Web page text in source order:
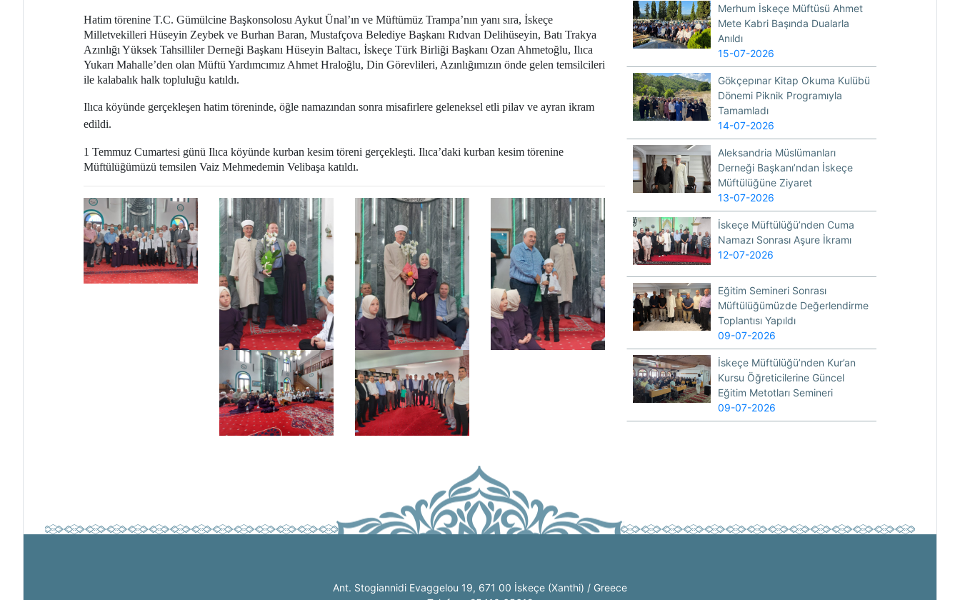
Hatim törenine T.C. Gümülcine Başkonsolosu Aykut Ünal’ın ve Müftümüz Trampa’nın yanı sıra, İskeçe
Milletvekilleri Hüseyin Zeybek ve Burhan Baran, Mustafçova Belediye Başkanı Rıdvan Delihüseyin, Batı Trakya
Azınlığı Yüksek Tahsilliler Derneği Başkanı Hüseyin Baltacı, İskeçe Türk Birliği Başkanı Ozan Ahmetoğlu, Ilıca
Yukarı Mahalle’den olan Müftü Yardımcımız Ahmet Hraloğlu, Din Görevlileri, Azınlığımızın önde gelen temsilcileri
ile kalabalık halk topluluğu katıldı.
Ilıca köyünde gerçekleşen hatim töreninde, öğle namazından sonra misafirlere geleneksel etli pilav ve ayran ikram
edildi.
1 Temmuz Cumartesi günü Ilıca köyünde kurban kesim töreni gerçekleşti. Ilıca’daki kurban kesim törenine
Müftülüğümüzü temsilen Vaiz Mehmedemin Velibaşa katıldı.
Merhum İskeçe Müftüsü Ahmet
Mete Kabri Başında Dualarla
Anıldı
15-07-2026
Gökçepınar Kitap Okuma Kulübü
Dönemi Piknik Programıyla
Tamamladı
14-07-2026
Aleksandria Müslümanları
Derneği Başkanı’ndan İskeçe
Müftülüğüne Ziyaret
13-07-2026
İskeçe Müftülüğü’nden Cuma
Namazı Sonrası Aşure İkramı
12-07-2026
Eğitim Semineri Sonrası
Müftülüğümüzde Değerlendirme
Toplantısı Yapıldı
09-07-2026
İskeçe Müftülüğü’nden Kur’an
Kursu Öğreticilerine Güncel
Eğitim Metotları Semineri
09-07-2026
Ant. Stogiannidi Evaggelou 19, 671 00 İskeçe (Xanthi) / Greece